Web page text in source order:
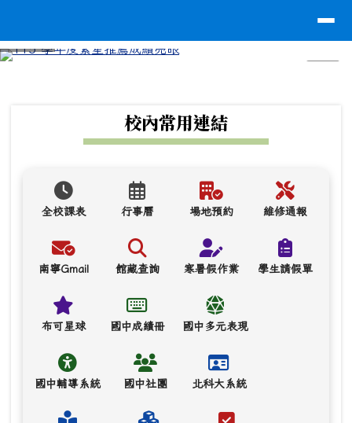
校內常用連結
全校課表 行事曆 場地預約 維修通報
南寧Gmail 館藏查詢 寒暑假作業 學生請假單
布可星球 國中成績冊 國中多元表現
國中輔導系統 國中社團 北科大系統